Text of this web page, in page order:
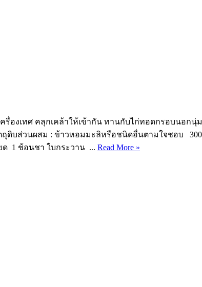
องเทศ คลุกเคล้าให้เข้ากัน ทานกับไก่ทอดกรอบนอก
ถุดิบส่วนผสม : ข้าวหอมมะลิหรือชนิดอื่นตามใจชอบ
ด 1 ช้อนชา ใบกระวาน ... Read More »